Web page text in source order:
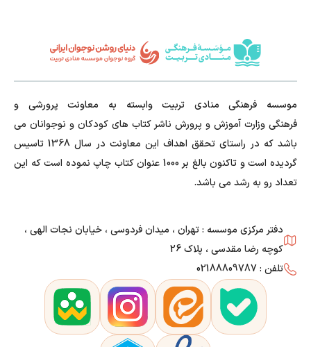
موسسه فرهنگی منادی تربیت وابسته به معاونت پرورشی و
فرهنگی وزارت آموزش و پرورش ناشر کتاب های کودکان و نوجوانان می
باشد که در راستای تحقق اهداف این معاونت در سال 1368 تاسیس
گردیده است و تاکنون بالغ بر 1000 عنوان کتاب چاپ نموده است که این
تعداد رو به رشد می باشد.
دفتر مرکزی موسسه : تهران ، میدان فردوسی ، خیابان نجات الهی ،
کوچه رضا مقدسی ، پلاک 26
تلفن : 02188809787